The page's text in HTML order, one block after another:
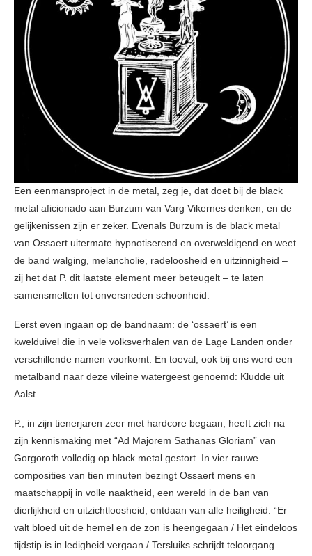
Een eenmansproject in de metal, zeg je, dat doet bij de black
metal aficionado aan Burzum van Varg Vikernes denken, en de
gelijkenissen zijn er zeker. Evenals Burzum is de black metal
van Ossaert uitermate hypnotiserend en overweldigend en weet
de band walging, melancholie, radeloosheid en uitzinnigheid –
zij het dat P. dit laatste element meer beteugelt – te laten
samensmelten tot onversneden schoonheid.
Eerst even ingaan op de bandnaam: de ‘ossaert’ is een
kwelduivel die in vele volksverhalen van de Lage Landen onder
verschillende namen voorkomt. En toeval, ook bij ons werd een
metalband naar deze vileine watergeest genoemd: Kludde uit
Aalst.
P., in zijn tienerjaren zeer met hardcore begaan, heeft zich na
zijn kennismaking met “Ad Majorem Sathanas Gloriam” van
Gorgoroth volledig op black metal gestort. In vier rauwe
composities van tien minuten bezingt Ossaert mens en
maatschappij in volle naaktheid, een wereld in de ban van
dierlijkheid en uitzichtloosheid, ontdaan van alle heiligheid. “Er
valt bloed uit de hemel en de zon is heengegaan / Het eindeloos
tijdstip is in ledigheid vergaan / Tersluiks schrijdt teloorgang